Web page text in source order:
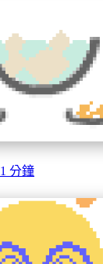
1 分鐘